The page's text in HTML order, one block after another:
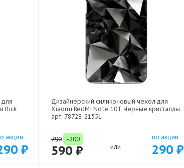
для
Rick
акции
₽
Дизайнерский силиконовый чехол для
Xiaomi RedMi Note 10T Черные кристаллы
арт: 78728-21551
790 -200
590 ₽ или
по акции
290 ₽